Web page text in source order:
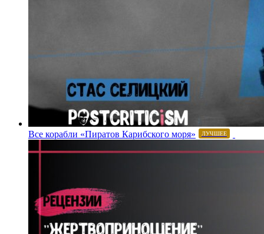
Все корабли «Пиратов Карибского моря» ЛУЧШЕЕ